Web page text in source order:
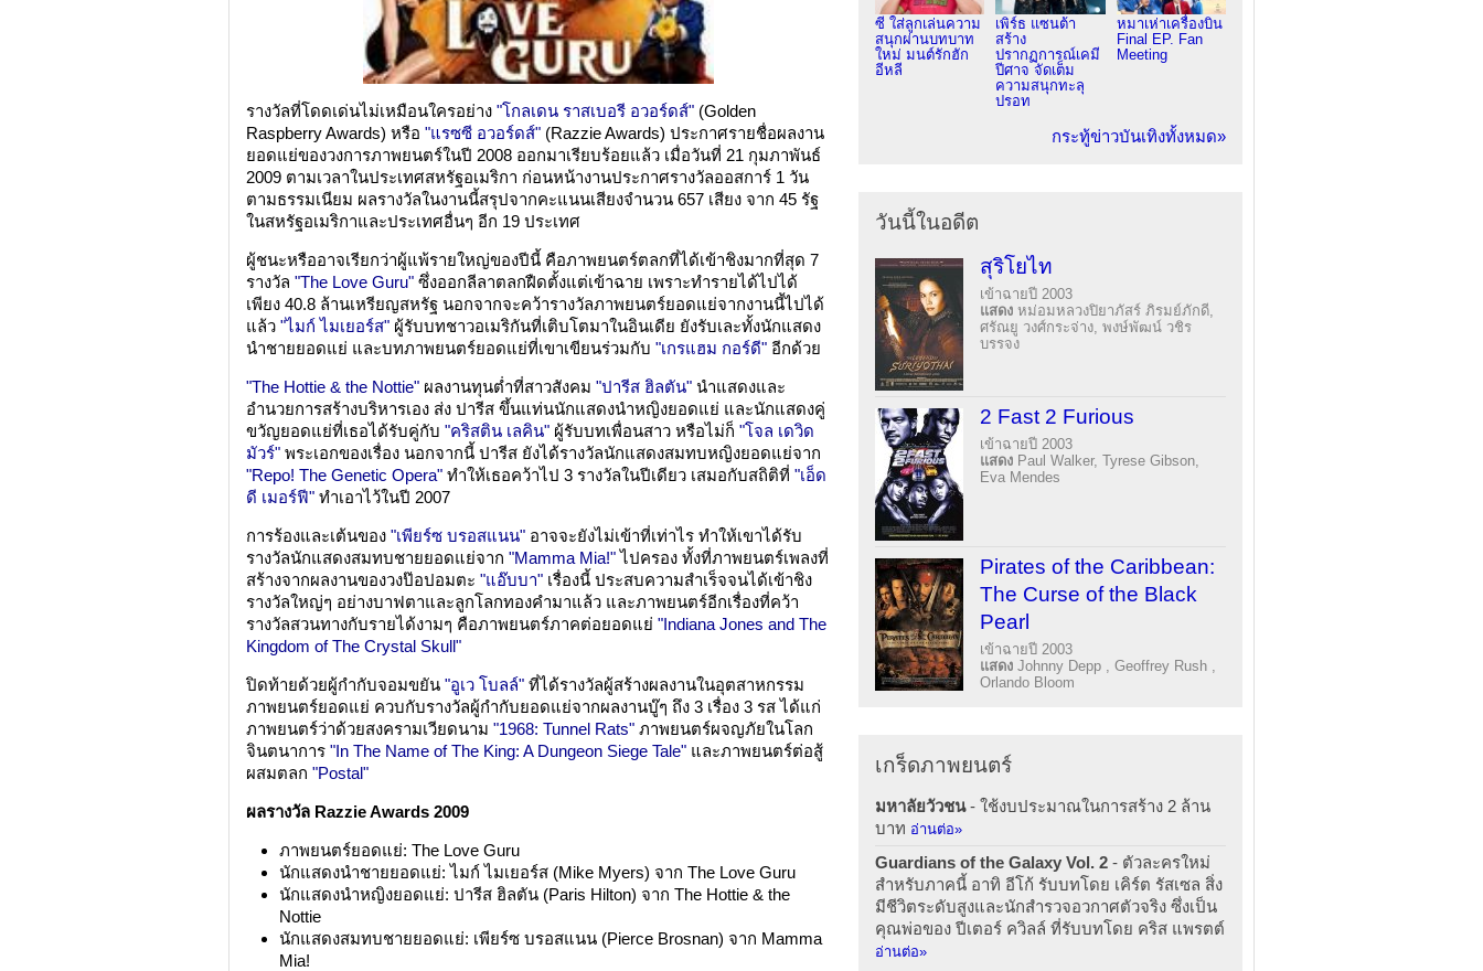
รางวัลที่โดดเด่นไม่เหมือนใครอย่าง "โกลเดน ราสเบอรี อวอร์ดส์" (Golden
Raspberry Awards) หรือ "แรซซี อวอร์ดส์" (Razzie Awards) ประกาศรายชื่อผลงาน
ยอดแย่ของวงการภาพยนตร์ในปี 2008 ออกมาเรียบร้อยแล้ว เมื่อวันที่ 21 กุมภาพันธ์
2009 ตามเวลาในประเทศสหรัฐอเมริกา ก่อนหน้างานประกาศรางวัลออสการ์ 1 วัน
ตามธรรมเนียม ผลรางวัลในงานนี้สรุปจากคะแนนเสียงจำนวน 657 เสียง จาก 45 รัฐ
ในสหรัฐอเมริกาและประเทศอื่นๆ อีก 19 ประเทศ
ผู้ชนะหรืออาจเรียกว่าผู้แพ้รายใหญ่ของปีนี้ คือภาพยนตร์ตลกที่ได้เข้าชิงมากที่สุด 7
รางวัล "The Love Guru" ซึ่งออกลีลาตลกฝืดตั้งแต่เข้าฉาย เพราะทำรายได้ไปได้
เพียง 40.8 ล้านเหรียญสหรัฐ นอกจากจะคว้ารางวัลภาพยนตร์ยอดแย่จากงานนี้ไปได้
แล้ว "ไมก์ ไมเยอร์ส" ผู้รับบทชาวอเมริกันที่เติบโตมาในอินเดีย ยังรับเละทั้งนักแสดง
นำชายยอดแย่ และบทภาพยนตร์ยอดแย่ที่เขาเขียนร่วมกับ "เกรแฮม กอร์ดี" อีกด้วย
"The Hottie & the Nottie" ผลงานทุนต่ำที่สาวสังคม "ปารีส ฮิลตัน" นำแสดงและ
อำนวยการสร้างบริหารเอง ส่ง ปารีส ขึ้นแท่นนักแสดงนำหญิงยอดแย่ และนักแสดงคู่
ขวัญยอดแย่ที่เธอได้รับคู่กับ "คริสติน เลคิน" ผู้รับบทเพื่อนสาว หรือไม่ก็ "โจล เดวิด
มัวร์" พระเอกของเรื่อง นอกจากนี้ ปารีส ยังได้รางวัลนักแสดงสมทบหญิงยอดแย่จาก
"Repo! The Genetic Opera" ทำให้เธอคว้าไป 3 รางวัลในปีเดียว เสมอกับสถิติที่ "เอ็ด
ดี เมอร์ฟี" ทำเอาไว้ในปี 2007
การร้องและเต้นของ "เพียร์ซ บรอสแนน" อาจจะยังไม่เข้าที่เท่าไร ทำให้เขาได้รับ
รางวัลนักแสดงสมทบชายยอดแย่จาก "Mamma Mia!"ไปครอง ทั้งที่ภาพยนตร์เพลงที่
สร้างจากผลงานของวงป๊อปอมตะ "แอ๊บบา" เรื่องนี้ ประสบความสำเร็จจนได้เข้าชิง
รางวัลใหญ่ๆ อย่างบาฟตาและลูกโลกทองคำมาแล้ว และภาพยนตร์อีกเรื่องที่คว้า
รางวัลสวนทางกับรายได้งามๆ คือภาพยนตร์ภาคต่อยอดแย่ "Indiana Jones and The
Kingdom of The Crystal Skull"
ปิดท้ายด้วยผู้กำกับจอมขยัน "อูเว โบลล์" ที่ได้รางวัลผู้สร้างผลงานในอุตสาหกรรม
ภาพยนตร์ยอดแย่ ควบกับรางวัลผู้กำกับยอดแย่จากผลงานบู๊ๆ ถึง 3 เรื่อง 3 รส ได้แก่
ภาพยนตร์ว่าด้วยสงครามเวียดนาม "1968: Tunnel Rats" ภาพยนตร์ผจญภัยในโลก
จินตนาการ "In The Name of The King: A Dungeon Siege Tale" และภาพยนตร์ต่อสู้
ผสมตลก "Postal"
ผลรางวัล Razzie Awards 2009
ภาพยนตร์ยอดแย่: The Love Guru
นักแสดงนำชายยอดแย่: ไมก์ ไมเยอร์ส (Mike Myers) จาก The Love Guru
นักแสดงนำหญิงยอดแย่: ปารีส ฮิลตัน (Paris Hilton) จาก The Hottie & the
Nottie
นักแสดงสมทบชายยอดแย่: เพียร์ซ บรอสแนน (Pierce Brosnan) จาก Mamma
Mia!
ซี ใส่ลูกเล่นความ
สนุกผ่านบทบาท
ใหม่ มนต์รักฮัก
อีหลี
เพิร์ธ แซนต้า
สร้าง
ปรากฏการณ์เคมี
ปีศาจ จัดเต็ม
ความสนุกทะลุ
ปรอท
หมาเห่าเครื่องบิน
Final EP. Fan
Meeting
กระทู้ข่าวบันเทิงทั้งหมด»
วันนี้ในอดีต
สุริโยไท
เข้าฉายปี 2003
แสดง หม่อมหลวงปิยาภัสร์ ภิรมย์ภักดี,
ศรัณยู วงศ์กระจ่าง, พงษ์พัฒน์ วชิร
บรรจง
2 Fast 2 Furious
เข้าฉายปี 2003
แสดง Paul Walker, Tyrese Gibson,
Eva Mendes
Pirates of the Caribbean:
The Curse of the Black
Pearl
เข้าฉายปี 2003
แสดง Johnny Depp , Geoffrey Rush ,
Orlando Bloom
เกร็ดภาพยนตร์
มหาลัยวัวชน- ใช้งบประมาณในการสร้าง 2 ล้าน
บาท อ่านต่อ»
Guardians of the Galaxy Vol. 2- ตัวละครใหม่
สำหรับภาคนี้ อาทิ อีโก้ รับบทโดย เคิร์ต รัสเซล สิ่ง
มีชีวิตระดับสูงและนักสำรวจอวกาศตัวจริง ซึ่งเป็น
คุณพ่อของ ปีเตอร์ ควิลล์ ที่รับบทโดย คริส แพรตต์
อ่านต่อ»